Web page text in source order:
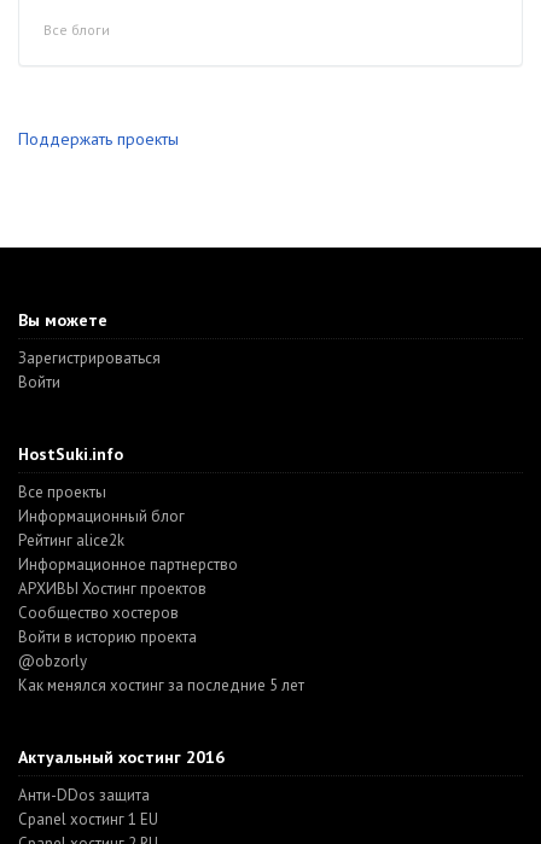
Все блоги
Поддержать проекты
Вы можете
Зарегистрироваться
Войти
HostSuki.info
Все проекты
Информационный блог
Рейтинг alice2k
Информационное партнерство
АРХИВЫ Хостинг проектов
Cообщество хостеров
Войти в историю проекта
@obzorly
Как менялся хостинг за последние 5 лет
Актуальный хостинг 2016
Анти-DDos защита
Cpanel хостинг 1 EU